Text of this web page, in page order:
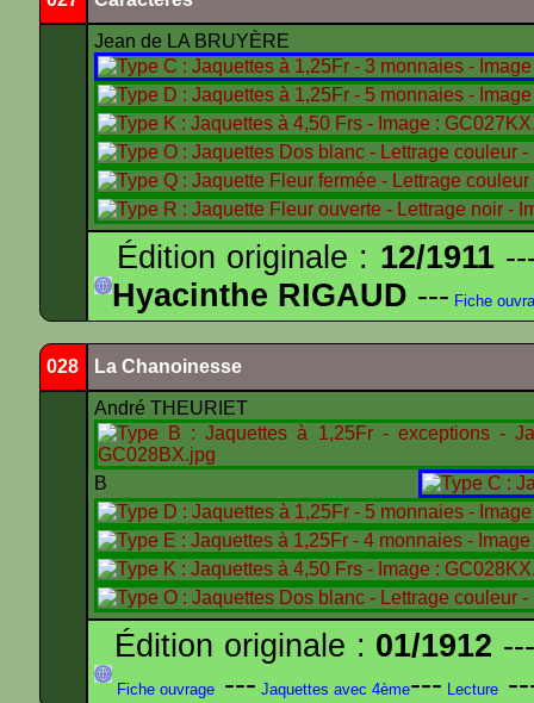
Jean de LA BRUYÈRE
Édition originale : 12/1911
Hyacinthe RIGAUD --- Fiche
028 La Chanoinesse
André THEURIET
B
Édition originale : 01/1912
Fiche ouvrage --- Jaquettes avec 4ème--- Lecture